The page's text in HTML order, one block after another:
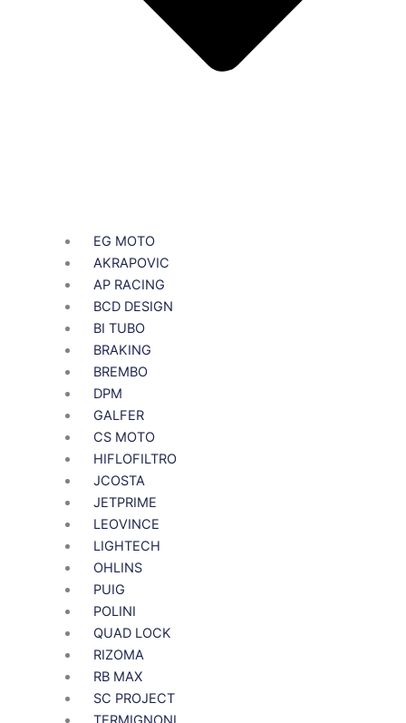
EG MOTO
AKRAPOVIC
AP RACING
BCD DESIGN
BI TUBO
BRAKING
BREMBO
DPM
GALFER
CS MOTO
HIFLOFILTRO
JCOSTA
JETPRIME
LEOVINCE
LIGHTECH
OHLINS
PUIG
POLINI
QUAD LOCK
RIZOMA
RB MAX
SC PROJECT